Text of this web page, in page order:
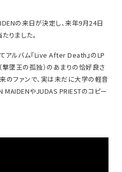
の来日が決定し、来年9月24日
りました。
アルバム『Live After Death』のLP
墜王の孤独）のあまりの恰好良さ
のファンで、実は未だに大学の軽音
MAIDENやJUDAS PRIESTのコピー